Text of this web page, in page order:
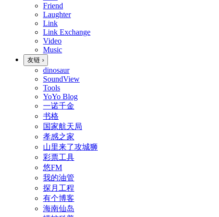
Friend
Laughter
Link
Link Exchange
Video
Music
友链 ›
dinosaur
SoundView
Tools
YoYo Blog
一诺千金
书格
国家航天局
孝感之家
山里来了攻城狮
彩票工具
悠FM
我的油管
探月工程
有个博客
海南仙岛